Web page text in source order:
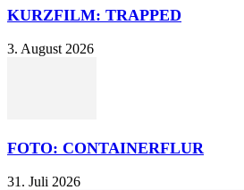
KURZFILM: TRAPPED
3. August 2026
FOTO: CONTAINERFLUR
31. Juli 2026